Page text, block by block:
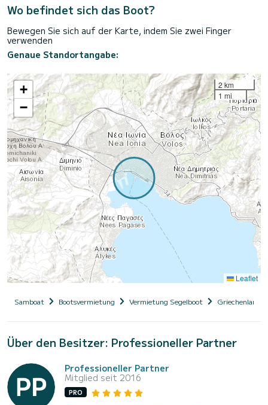
Wo befindet sich das Boot?
Bewegen Sie sich auf der Karte, indem Sie zwei Finger
verwenden
Genaue Standortangabe:
+
−
2 km
1 mi
Leaflet
Samboat Bootsvermietung Vermietung Segelboot Griechenland
Über den Besitzer: Professioneller Partner
Professioneller Partner
Mitglied seit 2016
PRO